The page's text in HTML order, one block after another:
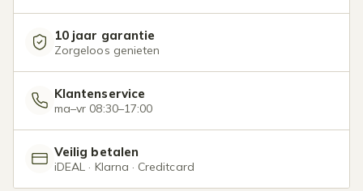
10 jaar garantie
Zorgeloos genieten
Klantenservice
ma–vr 08:30–17:00
Veilig betalen
iDEAL · Klarna · Creditcard